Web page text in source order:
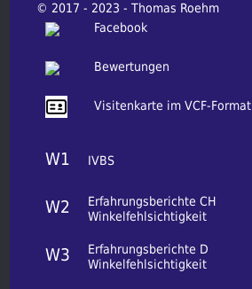
© 2017 - 2023 - Thomas Roehm
Facebook
Bewertungen
Visitenkarte im VCF-Format
W1 IVBS
W2
Erfahrungsberichte CH
Winkelfehlsichtigkeit
W3
Erfahrungsberichte D
Winkelfehlsichtigkeit